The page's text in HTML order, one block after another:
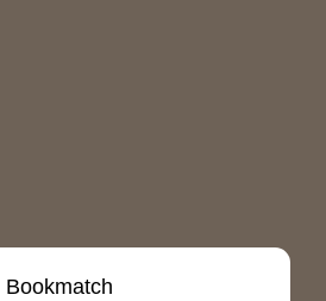
Bookmatch